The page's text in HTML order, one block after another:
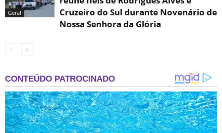
Geral
Cruzeiro do Sul durante Novenário de
Nossa Senhora da Glória